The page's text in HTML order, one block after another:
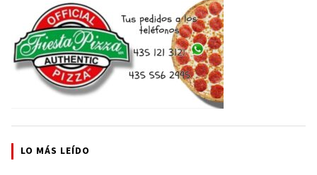
LO MÁS LEÍDO